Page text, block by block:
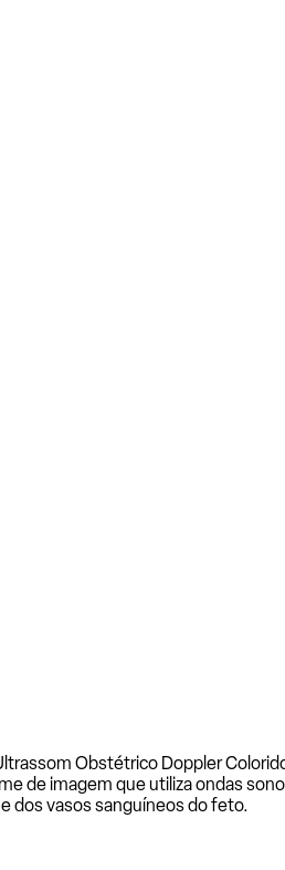
Obstétrico Doppler
de imagem que utiliza ondas
dos vasos sanguíneos do feto.